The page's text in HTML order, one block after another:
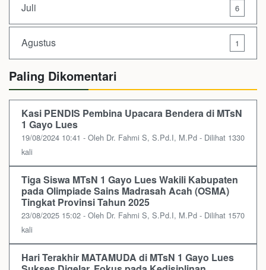
Juli 6
Agustus 1
Paling Dikomentari
Kasi PENDIS Pembina Upacara Bendera di MTsN
1 Gayo Lues
19/08/2024 10:41 - Oleh Dr. Fahmi S, S.Pd.I, M.Pd - Dilihat 1330
kali
Tiga Siswa MTsN 1 Gayo Lues Wakili Kabupaten
pada Olimpiade Sains Madrasah Acah (OSMA)
Tingkat Provinsi Tahun 2025
23/08/2025 15:02 - Oleh Dr. Fahmi S, S.Pd.I, M.Pd - Dilihat 1570
kali
Hari Terakhir MATAMUDA di MTsN 1 Gayo Lues